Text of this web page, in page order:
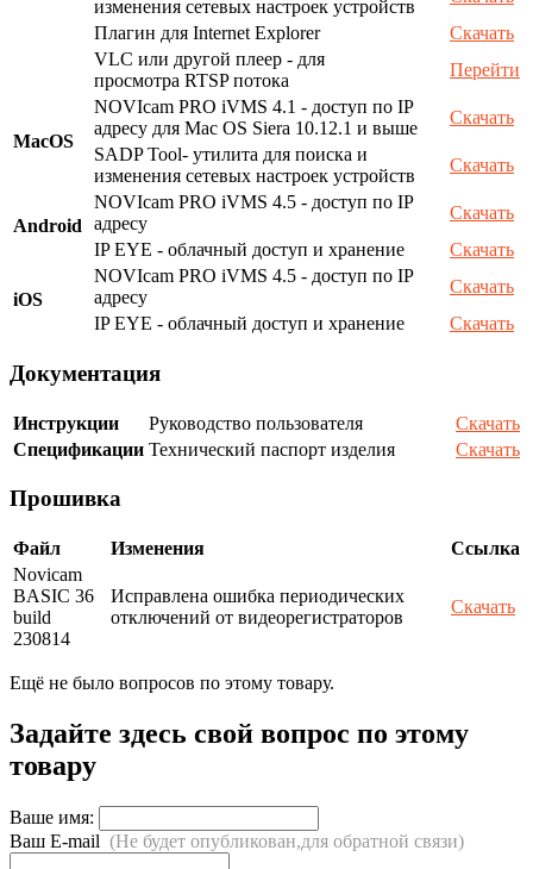
изменения сетевых настроек устройств
Плагин для Internet Explorer
Скачать
VLC или другой плеер - для
просмотра RTSP потока
Перейти
MacOS
NOVIcam PRO iVMS 4.1 - доступ по IP
адресу для Mac OS Siera 10.12.1 и выше
Скачать
SADP Tool- утилита для поиска и
изменения сетевых настроек устройств
Скачать
Android
NOVIcam PRO iVMS 4.5 - доступ по IP
адресу
Скачать
IP EYE - облачный доступ и хранение
Скачать
iOS
NOVIcam PRO iVMS 4.5 - доступ по IP
адресу
Скачать
IP EYE - облачный доступ и хранение
Скачать
Документация
Инструкции Руководство пользователя
Скачать
Спецификации Технический паспорт изделия Скачать
Прошивка
Файл Изменения
Ссылка
Novicam
BASIC 36
build
230814
Исправлена ошибка периодических
отключений от видеорегистраторов
Скачать
Ещё не было вопросов по этому товару.
Задайте здесь свой вопрос по этому
товару
Ваше имя:
Ваш E-mail (Не будет опубликован,для обратной связи)